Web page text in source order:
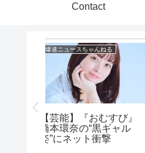
Contact
爆速ニュースちゃんねる
【芸能】菊川怜 ４６
歳で雰囲気ガラリ